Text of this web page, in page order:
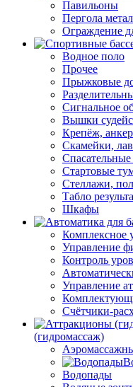
Павильоны
Пергола
Ограждение
Водное поло
Прочее
Прыжковые
Cигнальное
Вышки
Крепёж,
Скамейки,
Спасательные
Стартовые
Стеллажи,
Табло
Шкафы
Комплексное
Управление
Контроль
Управление
Счётчики-
(гидромассаж)
Водопады